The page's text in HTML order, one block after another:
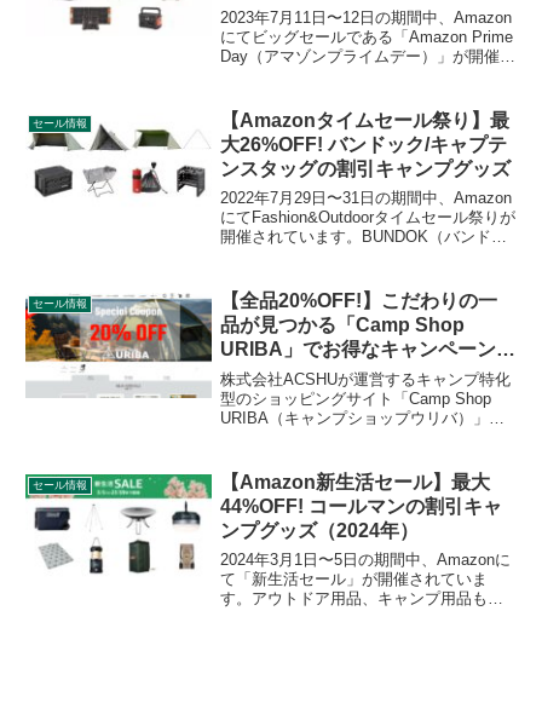
2023年7月11日〜12日の期間中、Amazon
にてビッグセールである「Amazon Prime
Day（アマゾンプライムデー）」が開催さ
クリ）のポータブル電源もお得に購入で
きます。詳細をレビューします。
セール情報
【Amazonタイムセール祭り】最
大26%OFF! バンドック/キャプテ
ンスタッグの割引キャンプグッズ
2022年7月29日〜31日の期間中、Amazon
にてFashion&Outdoorタイムセール祭りが
開催されています。BUNDOK（バンドッ
売価格などを一覧化します。詳細をレビ
ューします。
セール情報
【全品20%OFF!】こだわりの一
品が見つかる「Camp Shop
URIBA」でお得なキャンペーン開
催
株式会社ACSHUが運営するキャンプ特化
型のショッピングサイト「Camp Shop
URIBA（キャンプショップウリバ）」が
ます。キャンペーン期間は2023年8月5
日〜8月16日です。詳細をレビューしま
す。
セール情報
【Amazon新生活セール】最大
44%OFF! コールマンの割引キャ
ンプグッズ（2024年）
2024年3月1日〜5日の期間中、Amazonに
て「新生活セール」が開催されていま
す。アウトドア用品、キャンプ用品もセ